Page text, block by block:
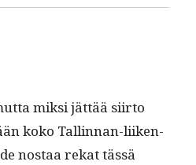
mik­si jät­tää siir­to
koko Tallinnan-liiken­
nos­taa rekat tässä